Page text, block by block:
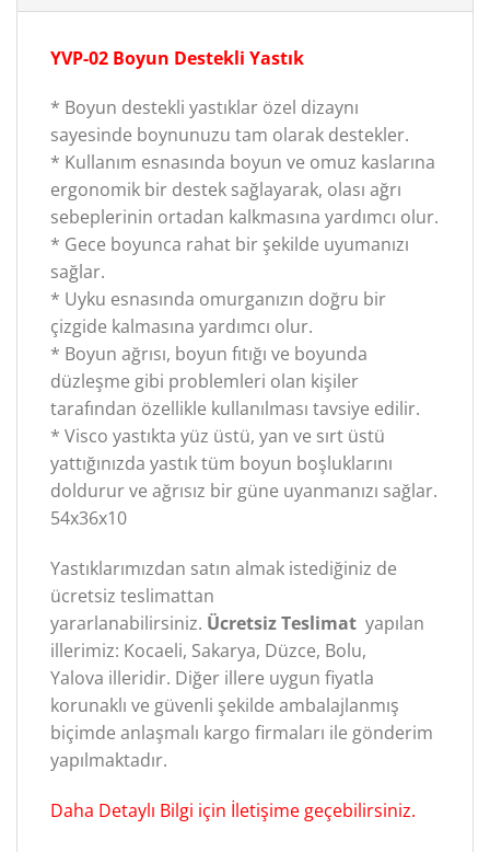
YVP-02 Boyun Destekli Yastık
* Boyun destekli yastıklar özel dizaynı
sayesinde boynunuzu tam olarak destekler.
* Kullanım esnasında boyun ve omuz kaslarına
ergonomik bir destek sağlayarak, olası ağrı
sebeplerinin ortadan kalkmasına yardımcı olur.
* Gece boyunca rahat bir şekilde uyumanızı
sağlar.
* Uyku esnasında omurganızın doğru bir
çizgide kalmasına yardımcı olur.
* Boyun ağrısı, boyun fıtığı ve boyunda
düzleşme gibi problemleri olan kişiler
tarafından özellikle kullanılması tavsiye edilir.
* Visco yastıkta yüz üstü, yan ve sırt üstü
yattığınızda yastık tüm boyun boşluklarını
doldurur ve ağrısız bir güne uyanmanızı sağlar.
54x36x10
Yastıklarımızdan satın almak istediğiniz de
ücretsiz teslimattan
yararlanabilirsiniz. Ücretsiz Teslimat yapılan
illerimiz: Kocaeli, Sakarya, Düzce, Bolu,
Yalova illeridir. Diğer illere uygun fiyatla
korunaklı ve güvenli şekilde ambalajlanmış
biçimde anlaşmalı kargo firmaları ile gönderim
yapılmaktadır.
Daha Detaylı Bilgi için İletişime geçebilirsiniz.